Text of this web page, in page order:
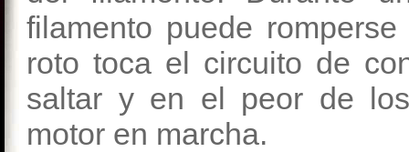
filamento puede
roto toca el circuito de
saltar y en el peor de
motor en marcha.